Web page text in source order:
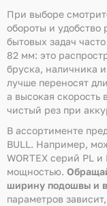
При выборе
обороты и удобство
бытовых задач
82 мм: это
бруска, наличника
лучше переносят
а высокая скорость
чистый рез при
В ассортименте
BULL. Например,
WORTEX серий PL и
мощностью.
ширину подошвы и
параметров